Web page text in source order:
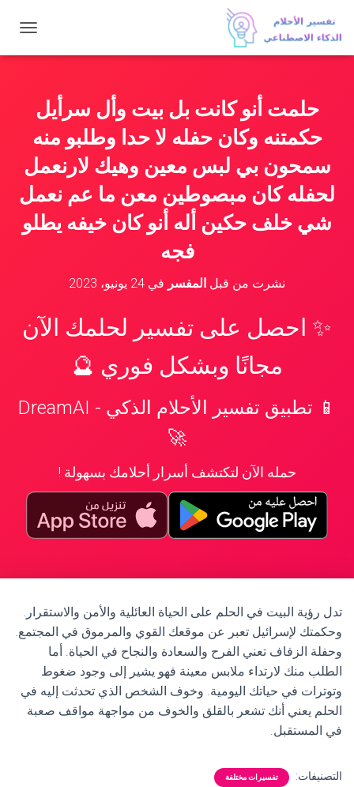
ب
ق
حلمت أنو كانت بل بيت وأل سرأيل
حكمتنه وكان حفله لا حدا وطلبو منه
سمحون بي لبس معين وهيك لارنعمل
لحفله كان مبصوطين معن ما عم نعمل
شي خلف حكين أله أنو كان خيفه يطلو
فجه
نشرت من قبل المفسر في 24 يونيو، 2023
✨ احصل على تفسير لحلمك الآن
مجانًا وبشكل فوري 🔮
📱 تطبيق تفسير الأحلام الذكي - DreamAI
🚀
حمله الآن لتكتشف أسرار أحلامك بسهولة !
تدل رؤية البيت في الحلم على الحياة العائلية والأمن والاستقرار.
وحكمتك لإسرائيل تعبر عن موقعك القوي والمرموق في المجتمع.
وحفلة الزفاف تعني الفرح والسعادة والنجاح في الحياة. أما
الطلب منك لارتداء ملابس معينة فهو يشير إلى وجود ضغوط
وتوترات في حياتك اليومية. وخوف الشخص الذي تحدثت إليه في
الحلم يعني أنك تشعر بالقلق والخوف من مواجهة مواقف صعبة
في المستقبل.
التصنيفات: تفسيرات مختلفة